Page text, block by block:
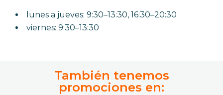
lunes a jueves: 9:30–13:30, 16:30–20:30
viernes: 9:30–13:30
También tenemos
promociones en: